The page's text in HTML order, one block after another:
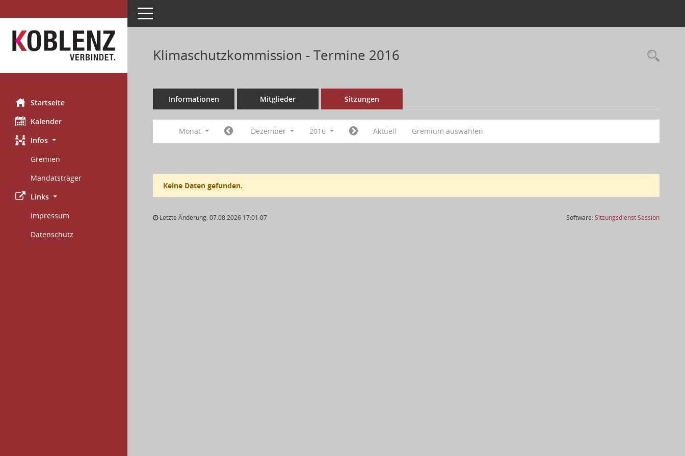
Startseite
Kalender
Infos
Gremien
Mandatsträger
Links
Impressum
Datenschutz
Toggle navigation
Klimaschutzkommission - Termine 2016
Informationen Mitglieder Sitzungen
Monat Dezember 2016 Aktuell Gremium auswählen
Keine Daten gefunden.
Letzte Änderung: 07.08.2026 17:01:07 Software:SitzungsdienstSession(Wird in